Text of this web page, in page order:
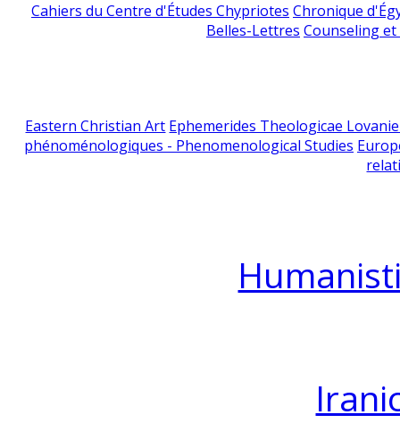
Cahiers du Centre d'Études Chypriotes Chronique
Belles-Lettres Counseling
Eastern Christian Art Ephemerides Theologicae
phénoménologiques - Phenomenological Studies